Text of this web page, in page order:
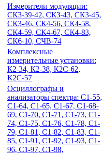
Измерители модуляции:
СК3-39-42, СК3-43, СК3-45,
СК3-46, СК4-56, СК4-58,
СК4-59, СК4-67, СК4-83,
СК6-10, СЧВ-74
Комплексные
измерительные установки:
К2-34, К2-38, К2С-62,
К2С-57
Осциллографы и
анализаторы спектра: С1-55,
С1-64, С1-65, С1-67, С1-68-
69, С1-70, С1-71, С1-73, С1-
74, С1-75, С1-76, С1-78, С1-
79, С1-81, С1-82, С1-83, С1-
85, С1-91, С1-92, С1-93, С1-
96, С1-97, С1-98,